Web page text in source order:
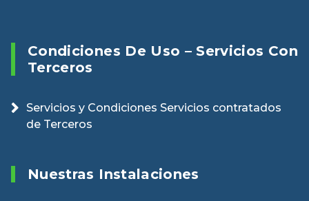
Condiciones De Uso – Servicios Con
Terceros
Servicios y Condiciones Servicios contratados
de Terceros
Nuestras Instalaciones